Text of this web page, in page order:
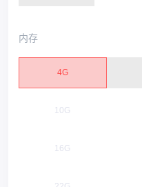
内存
4G
10G
16G